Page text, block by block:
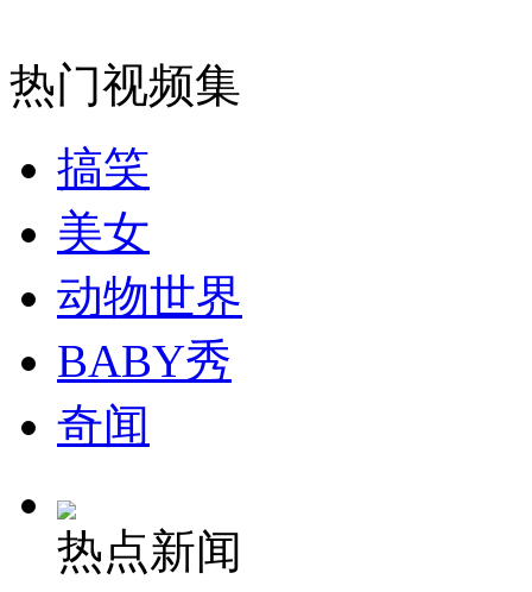
司机酒驾遇交警 急速倒车逃窜
热门视频集
搞笑
美女
动物世界
BABY秀
奇闻
热点新闻